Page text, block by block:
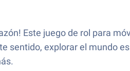
Este juego de rol para
sentido, explorar el mundo